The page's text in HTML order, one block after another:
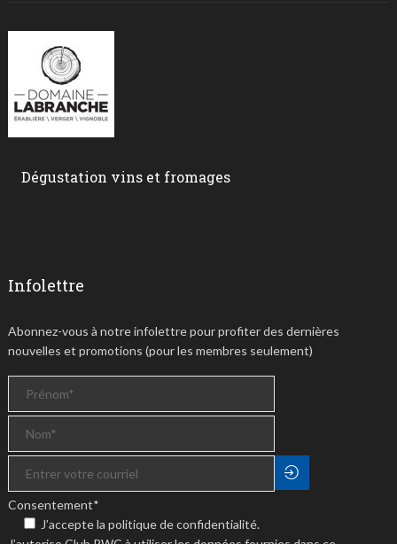
Dégustation vins et fromages
Infolettre
Abonnez-vous à notre infolettre pour profiter des dernières
nouvelles et promotions (pour les membres seulement)
Consentement*
J’accepte la politique de confidentialité.